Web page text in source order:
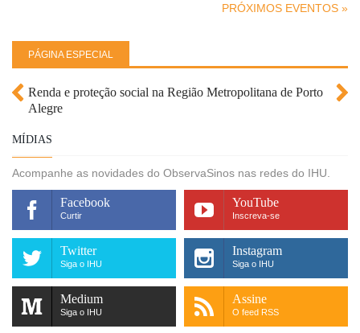
PRÓXIMOS EVENTOS »
PÁGINA ESPECIAL
Renda e proteção social na Região Metropolitana de Porto
Alegre
MÍDIAS
Acompanhe as novidades do ObservaSinos nas redes do IHU.
Facebook
Curtir
YouTube
Inscreva-se
Twitter
Siga o IHU
Instagram
Siga o IHU
Medium
Siga o IHU
Assine
O feed RSS